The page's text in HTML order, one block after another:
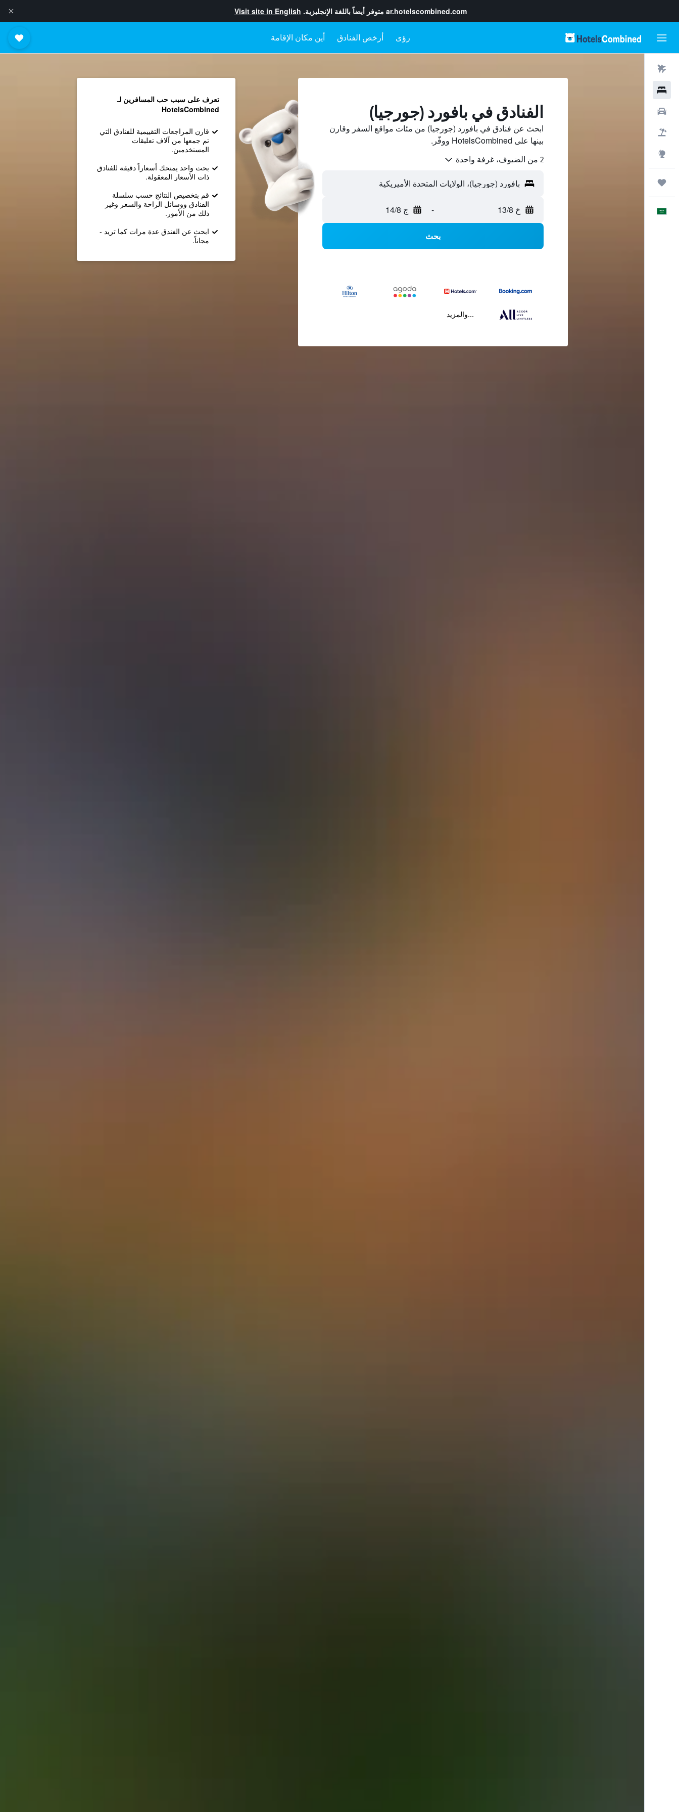
ar.hotelscombined.com متوفر أيضاً باللغة الإنجليزية. Visit site in English
رؤى أرخص الفنادق أين مكان الإقامة
الفنادق في بافورد (جورجيا)
ابحث عن فنادق في بافورد (جورجيا) من مئات مواقع السفر وقارن
بينها على HotelsCombined ووفّر.
2 من الضيوف، غرفة واحدة
خ 13/8 - ج 14/8
بحث
...والمزيد
تعرف على سبب حب المسافرين لـ
HotelsCombined
قارن المراجعات التقييمية للفنادق التي
تم جمعها من آلاف تعليقات
المستخدمين.
بحث واحد يمنحك أسعاراً دقيقة للفنادق
ذات الأسعار المعقولة.
قم بتخصيص النتائج حسب سلسلة
الفنادق ووسائل الراحة والسعر وغير
ذلك من الأمور.
ابحث عن الفندق عدة مرات كما تريد -
مجاناً.